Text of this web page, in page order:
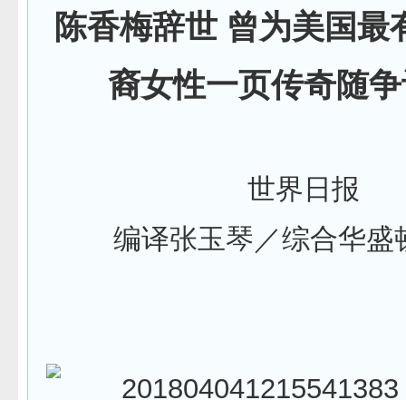
陈香梅辞世 曾为美国最
裔女性一页传奇随
世界日报
编译张玉琴／综合华盛